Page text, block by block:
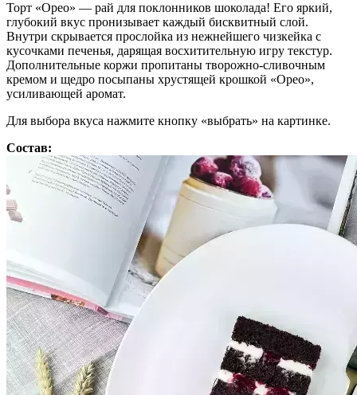
Торт «Орео» — рай для поклонников шоколада! Его яркий,
глубокий вкус пронизывает каждый бисквитный слой.
Внутри скрывается прослойка из нежнейшего чизкейка с
кусочками печенья, дарящая восхитительную игру текстур.
Дополнительные коржи пропитаны творожно-сливочным
кремом и щедро посыпаны хрустящей крошкой «Орео»,
усиливающей аромат.
Для выбора вкуса нажмите кнопку «выбрать» на картинке.
Состав: